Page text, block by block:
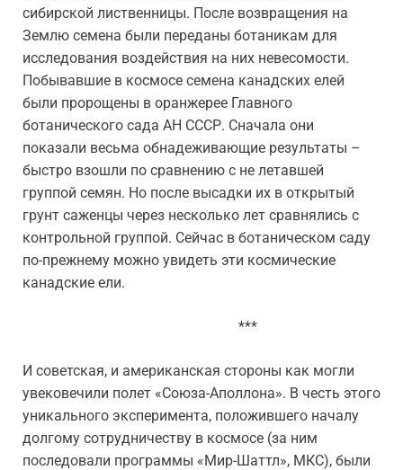
сибирской лиственницы. После возвращения на
Землю семена были переданы ботаникам для
исследования воздействия на них невесомости.
Побывавшие в космосе семена канадских елей
были пророщены в оранжерее Главного
ботанического сада АН СССР. Сначала они
показали весьма обнадеживающие результаты –
быстро взошли по сравнению с не летавшей
группой семян. Но после высадки их в открытый
грунт саженцы через несколько лет сравнялись с
контрольной группой. Сейчас в ботаническом саду
по-прежнему можно увидеть эти космические
канадские ели.
***
И советская, и американская стороны как могли
увековечили полет «Союза-Аполлона». В честь этого
уникального эксперимента, положившего началу
долгому сотрудничеству в космосе (за ним
последовали программы «Мир-Шаттл», МКС), были